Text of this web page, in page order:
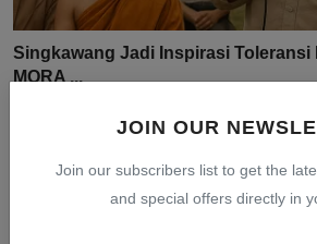
JOIN OUR
Join our subscribers list to get the
and special offers directly in
Singkawang Jadi Inspirasi Toleransi
MORA ...